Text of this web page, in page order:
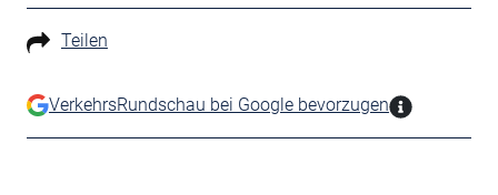
Teilen
VerkehrsRundschau bei Google bevorzugen